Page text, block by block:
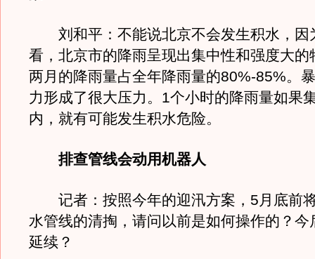
刘和平：不能说北京不会发生积水，因
看，北京市的降雨呈现出集中性和强度大的
两月的降雨量占全年降雨量的80%-85%。
力形成了很大压力。1个小时的降雨量如果
内，就有可能发生积水危险。
排查管线会动用机器人
记者：按照今年的迎汛方案，5月底前
水管线的清掏，请问以前是如何操作的？今
延续？